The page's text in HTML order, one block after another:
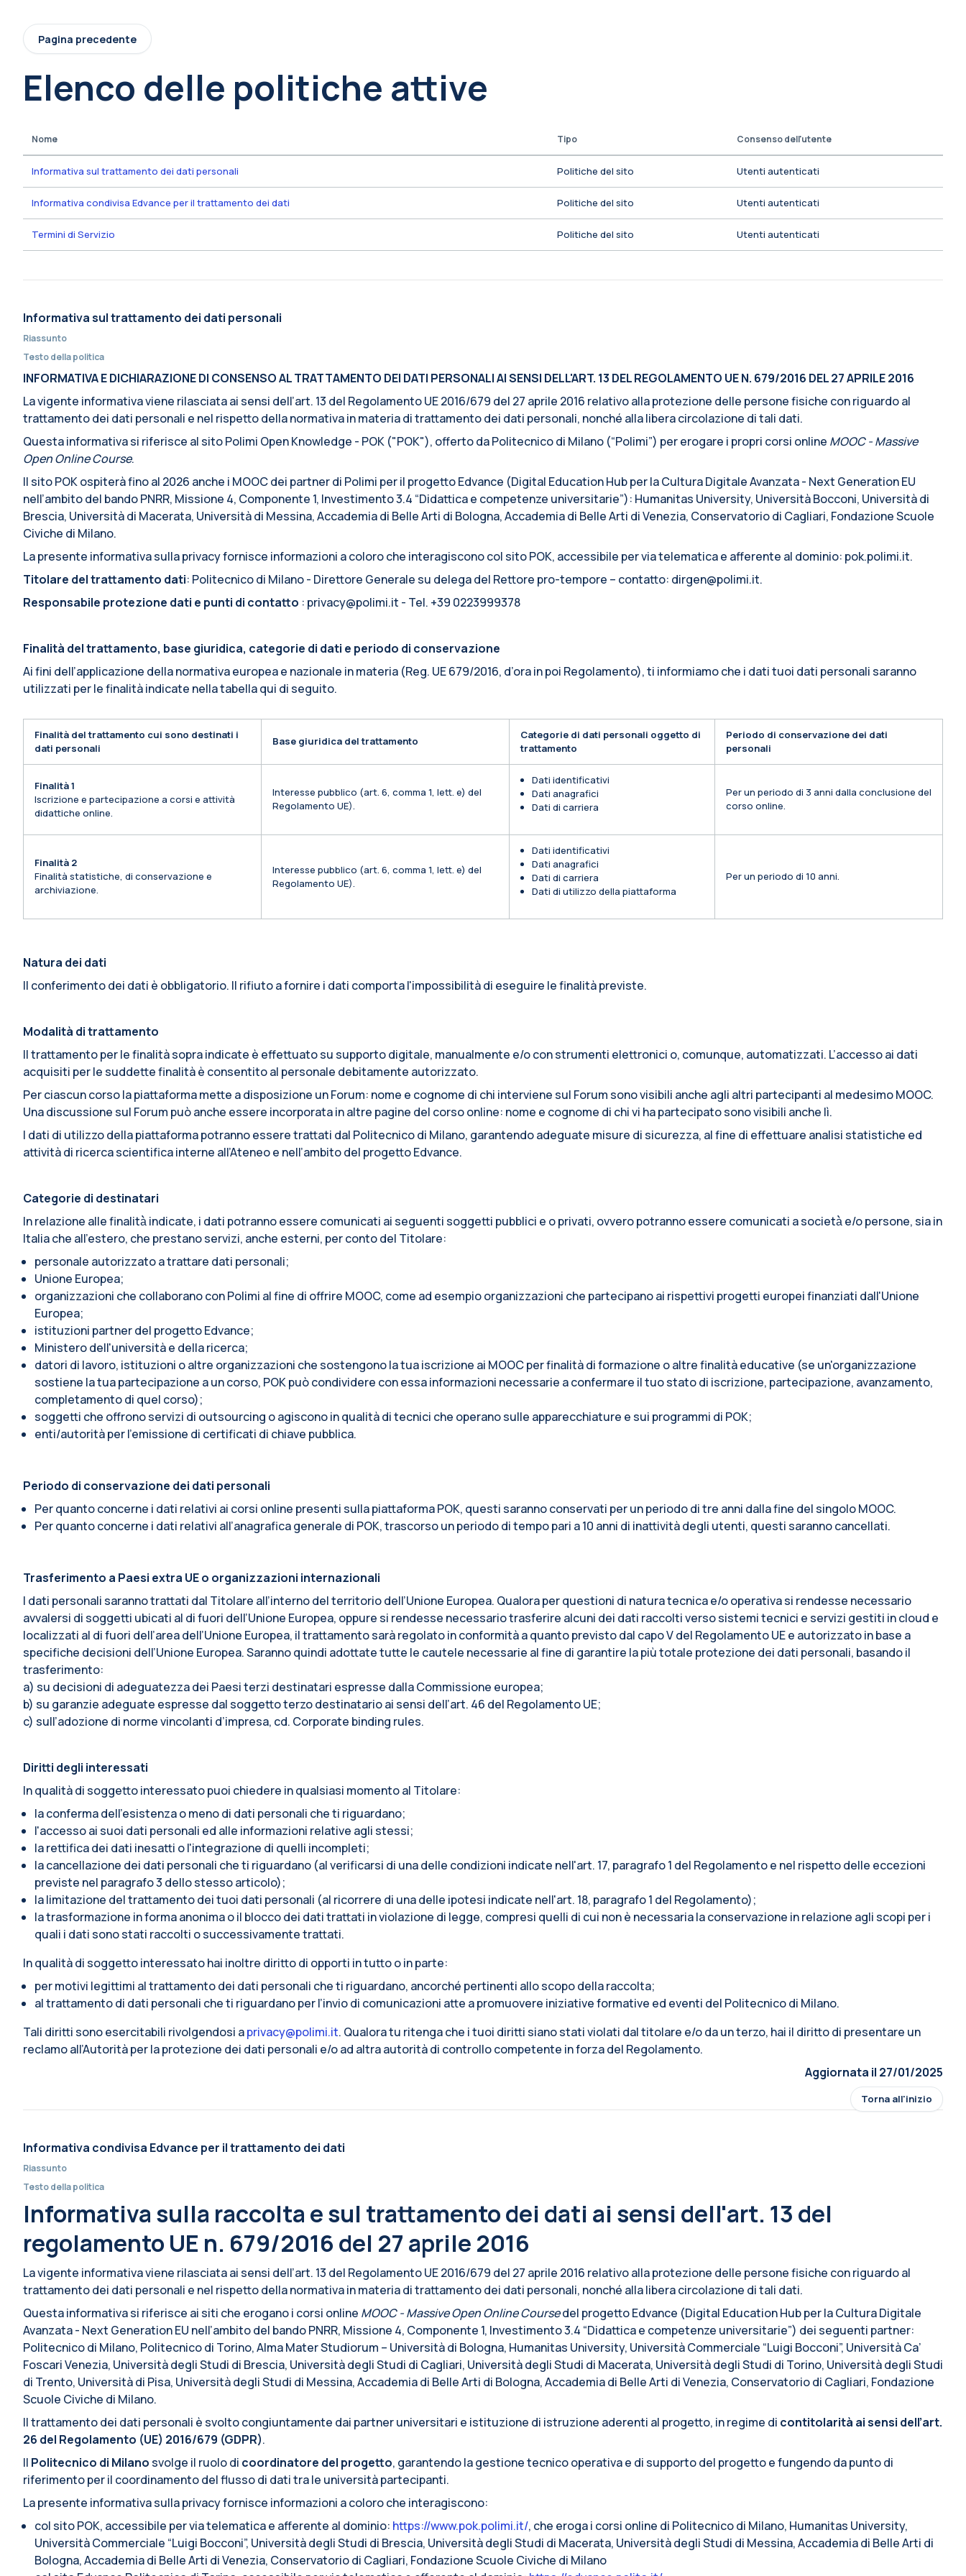
Pagina precedente
Elenco delle politiche attive
Nome Tipo Consenso dell'utente
Informativa sul trattamento dei dati personali Politiche del sito Utenti autenticati
Informativa condivisa Edvance per il trattamento dei dati Politiche del sito Utenti autenticati
Termini di Servizio Politiche del sito Utenti autenticati
Informativa sul trattamento dei dati personali
Riassunto
Testo della politica
INFORMATIVA E DICHIARAZIONE DI CONSENSO AL TRATTAMENTO DEI DATI PERSONALI AI SENSI DELL'ART. 13 DEL REGOLAMENTO UE N. 679/2016 DEL 27 APRILE 2016
La vigente informativa viene rilasciata ai sensi dell’art. 13 del Regolamento UE 2016/679 del 27 aprile 2016 relativo alla protezione delle persone fisiche con riguardo al
trattamento dei dati personali e nel rispetto della normativa in materia di trattamento dei dati personali, nonché alla libera circolazione di tali dati.
Questa informativa si riferisce al sito Polimi Open Knowledge - POK ("POK"), offerto da Politecnico di Milano (“Polimi”) per erogare i propri corsi online MOOC - Massive
Open Online Course.
Il sito POK ospiterà fino al 2026 anche i MOOC dei partner di Polimi per il progetto Edvance (Digital Education Hub per la Cultura Digitale Avanzata - Next Generation EU
nell’ambito del bando PNRR, Missione 4, Componente 1, Investimento 3.4 “Didattica e competenze universitarie”): Humanitas University, Università Bocconi, Università di
Brescia, Università di Macerata, Università di Messina, Accademia di Belle Arti di Bologna, Accademia di Belle Arti di Venezia, Conservatorio di Cagliari, Fondazione Scuole
Civiche di Milano.
La presente informativa sulla privacy fornisce informazioni a coloro che interagiscono col sito POK, accessibile per via telematica e afferente al dominio: pok.polimi.it.
Titolare del trattamento dati: Politecnico di Milano - Direttore Generale su delega del Rettore pro-tempore – contatto: dirgen@polimi.it.
Responsabile protezione dati e punti di contatto : privacy@polimi.it - Tel. +39 0223999378
Finalità del trattamento, base giuridica, categorie di dati e periodo di conservazione
Ai fini dell’applicazione della normativa europea e nazionale in materia (Reg. UE 679/2016, d’ora in poi Regolamento), ti informiamo che i dati tuoi dati personali saranno
utilizzati per le finalità indicate nella tabella qui di seguito.
Finalità del trattamento cui sono destinati i
dati personali
Base giuridica del trattamento
Categorie di dati personali oggetto di
trattamento
Periodo di conservazione dei dati
personali
Finalità 1
Iscrizione e partecipazione a corsi e attività
didattiche online.
Interesse pubblico (art. 6, comma 1, lett. e) del
Regolamento UE).
Dati identificativi
Dati anagrafici
Dati di carriera
Per un periodo di 3 anni dalla conclusione del
corso online.
Finalità 2
Finalità statistiche, di conservazione e
archiviazione.
Interesse pubblico (art. 6, comma 1, lett. e) del
Regolamento UE).
Dati identificativi
Dati anagrafici
Dati di carriera
Dati di utilizzo della piattaforma
Per un periodo di 10 anni.
Natura dei dati
Il conferimento dei dati è obbligatorio. Il rifiuto a fornire i dati comporta l'impossibilità di eseguire le finalità previste.
Modalità di trattamento
Il trattamento per le finalità sopra indicate è effettuato su supporto digitale, manualmente e/o con strumenti elettronici o, comunque, automatizzati. L’accesso ai dati
acquisiti per le suddette finalità è consentito al personale debitamente autorizzato.
Per ciascun corso la piattaforma mette a disposizione un Forum: nome e cognome di chi interviene sul Forum sono visibili anche agli altri partecipanti al medesimo MOOC.
Una discussione sul Forum può anche essere incorporata in altre pagine del corso online: nome e cognome di chi vi ha partecipato sono visibili anche lì.
I dati di utilizzo della piattaforma potranno essere trattati dal Politecnico di Milano, garantendo adeguate misure di sicurezza, al fine di effettuare analisi statistiche ed
attività di ricerca scientifica interne all’Ateneo e nell’ambito del progetto Edvance.
Categorie di destinatari
In relazione alle finalità̀ indicate, i dati potranno essere comunicati ai seguenti soggetti pubblici e o privati, ovvero potranno essere comunicati a società̀ e/o persone, sia in
Italia che all’estero, che prestano servizi, anche esterni, per conto del Titolare:
personale autorizzato a trattare dati personali;
Unione Europea;
organizzazioni che collaborano con Polimi al fine di offrire MOOC, come ad esempio organizzazioni che partecipano ai rispettivi progetti europei finanziati dall'Unione
Europea;
istituzioni partner del progetto Edvance;
Ministero dell'università e della ricerca;
datori di lavoro, istituzioni o altre organizzazioni che sostengono la tua iscrizione ai MOOC per finalità di formazione o altre finalità educative (se un'organizzazione
sostiene la tua partecipazione a un corso, POK può condividere con essa informazioni necessarie a confermare il tuo stato di iscrizione, partecipazione, avanzamento,
completamento di quel corso);
soggetti che offrono servizi di outsourcing o agiscono in qualità di tecnici che operano sulle apparecchiature e sui programmi di POK;
enti/autorità per l'emissione di certificati di chiave pubblica.
Periodo di conservazione dei dati personali
Per quanto concerne i dati relativi ai corsi online presenti sulla piattaforma POK, questi saranno conservati per un periodo di tre anni dalla fine del singolo MOOC.
Per quanto concerne i dati relativi all’anagrafica generale di POK, trascorso un periodo di tempo pari a 10 anni di inattività degli utenti, questi saranno cancellati.
Trasferimento a Paesi extra UE o organizzazioni internazionali
I dati personali saranno trattati dal Titolare all’interno del territorio dell’Unione Europea. Qualora per questioni di natura tecnica e/o operativa si rendesse necessario
avvalersi di soggetti ubicati al di fuori dell’Unione Europea, oppure si rendesse necessario trasferire alcuni dei dati raccolti verso sistemi tecnici e servizi gestiti in cloud e
localizzati al di fuori dell’area dell’Unione Europea, il trattamento sarà regolato in conformità a quanto previsto dal capo V del Regolamento UE e autorizzato in base a
specifiche decisioni dell’Unione Europea. Saranno quindi adottate tutte le cautele necessarie al fine di garantire la più totale protezione dei dati personali, basando il
trasferimento:
a) su decisioni di adeguatezza dei Paesi terzi destinatari espresse dalla Commissione europea;
b) su garanzie adeguate espresse dal soggetto terzo destinatario ai sensi dell’art. 46 del Regolamento UE;
c) sull’adozione di norme vincolanti d’impresa, cd. Corporate binding rules.
Diritti degli interessati
In qualità di soggetto interessato puoi chiedere in qualsiasi momento al Titolare:
la conferma dell’esistenza o meno di dati personali che ti riguardano;
l'accesso ai suoi dati personali ed alle informazioni relative agli stessi;
la rettifica dei dati inesatti o l'integrazione di quelli incompleti;
la cancellazione dei dati personali che ti riguardano (al verificarsi di una delle condizioni indicate nell'art. 17, paragrafo 1 del Regolamento e nel rispetto delle eccezioni
previste nel paragrafo 3 dello stesso articolo);
la limitazione del trattamento dei tuoi dati personali (al ricorrere di una delle ipotesi indicate nell'art. 18, paragrafo 1 del Regolamento);
la trasformazione in forma anonima o il blocco dei dati trattati in violazione di legge, compresi quelli di cui non è necessaria la conservazione in relazione agli scopi per i
quali i dati sono stati raccolti o successivamente trattati.
In qualità di soggetto interessato hai inoltre diritto di opporti in tutto o in parte:
per motivi legittimi al trattamento dei dati personali che ti riguardano, ancorché pertinenti allo scopo della raccolta;
al trattamento di dati personali che ti riguardano per l’invio di comunicazioni atte a promuovere iniziative formative ed eventi del Politecnico di Milano.
Tali diritti sono esercitabili rivolgendosi aprivacy@polimi.it. Qualora tu ritenga che i tuoi diritti siano stati violati dal titolare e/o da un terzo, hai il diritto di presentare un
reclamo all’Autorità per la protezione dei dati personali e/o ad altra autorità di controllo competente in forza del Regolamento.
Aggiornata il 27/01/2025
Torna all'inizio
Informativa condivisa Edvance per il trattamento dei dati
Riassunto
Testo della politica
Informativa sulla raccolta e sul trattamento dei dati ai sensi dell'art. 13 del
regolamento UE n. 679/2016 del 27 aprile 2016
La vigente informativa viene rilasciata ai sensi dell’art. 13 del Regolamento UE 2016/679 del 27 aprile 2016 relativo alla protezione delle persone fisiche con riguardo al
trattamento dei dati personali e nel rispetto della normativa in materia di trattamento dei dati personali, nonché alla libera circolazione di tali dati.
Questa informativa si riferisce ai siti che erogano i corsi online MOOC - Massive Open Online Coursedel progetto Edvance (Digital Education Hub per la Cultura Digitale
Avanzata - Next Generation EU nell’ambito del bando PNRR, Missione 4, Componente 1, Investimento 3.4 “Didattica e competenze universitarie”) dei seguenti partner:
Politecnico di Milano, Politecnico di Torino, Alma Mater Studiorum – Università di Bologna, Humanitas University, Università Commerciale “Luigi Bocconi”, Università Ca’
Foscari Venezia, Università degli Studi di Brescia, Università degli Studi di Cagliari, Università degli Studi di Macerata, Università degli Studi di Torino, Università degli Studi
di Trento, Università di Pisa, Università degli Studi di Messina, Accademia di Belle Arti di Bologna, Accademia di Belle Arti di Venezia, Conservatorio di Cagliari, Fondazione
Scuole Civiche di Milano.
Il trattamento dei dati personali è svolto congiuntamente dai partner universitari e istituzione di istruzione aderenti al progetto, in regime di contitolarità ai sensi dell’art.
26 del Regolamento (UE) 2016/679 (GDPR).
Il Politecnico di Milano svolge il ruolo di coordinatore del progetto, garantendo la gestione tecnico operativa e di supporto del progetto e fungendo da punto di
riferimento per il coordinamento del flusso di dati tra le università partecipanti.
La presente informativa sulla privacy fornisce informazioni a coloro che interagiscono:
col sito POK, accessibile per via telematica e afferente al dominio: https://www.pok.polimi.it/, che eroga i corsi online di Politecnico di Milano, Humanitas University,
Università Commerciale “Luigi Bocconi”, Università degli Studi di Brescia, Università degli Studi di Macerata, Università degli Studi di Messina, Accademia di Belle Arti di
Bologna, Accademia di Belle Arti di Venezia, Conservatorio di Cagliari, Fondazione Scuole Civiche di Milano